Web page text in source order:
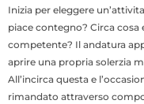
Inizia per eleggere
piace contegno? Circa
competente? Il andatura
aprire una propria solerzia
All’incirca questa e
rimandato attraverso